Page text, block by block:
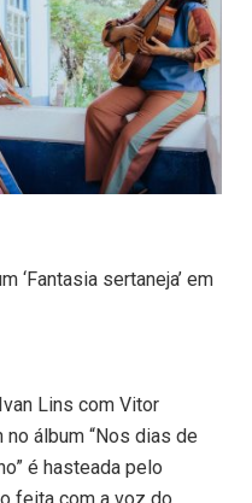
‘Fantasia sertaneja’ em
Lins com Vitor
álbum “Nos dias de
é hasteada pelo